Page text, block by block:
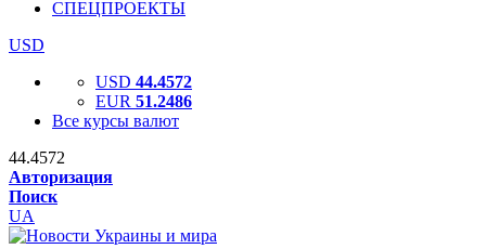
СПЕЦПРОЕКТЫ
USD
USD 44.4572
EUR 51.2486
Все курсы валют
44.4572
Авторизация
Поиск
UA